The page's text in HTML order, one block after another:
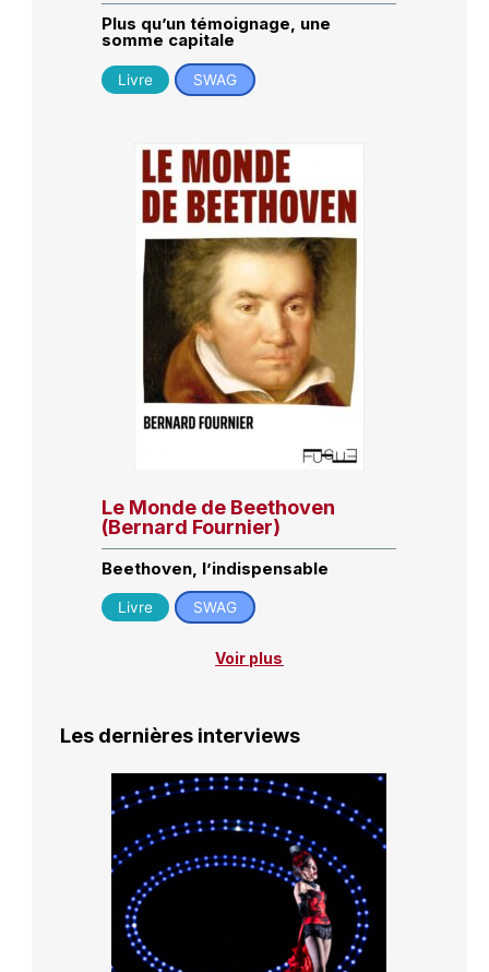
Plus qu’un témoignage, une
somme capitale
Livre SWAG
Le Monde de Beethoven
(Bernard Fournier)
Beethoven, l’indispensable
Livre SWAG
Voir plus
Les dernières interviews